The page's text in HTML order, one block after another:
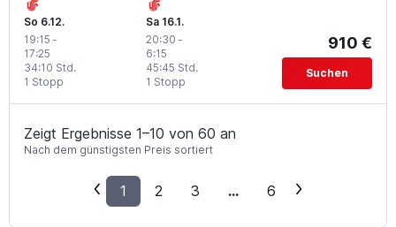
So 6.12.
19:15 -
17:25
1 Stopp
34:10 Std.
Sa 16.1.
20:30 -
6:15
1 Stopp
45:45 Std.
910 €
Suchen
Zeigt Ergebnisse 1–10 von 60 an
Nach dem günstigsten Preis sortiert
1 2 3 ... 6